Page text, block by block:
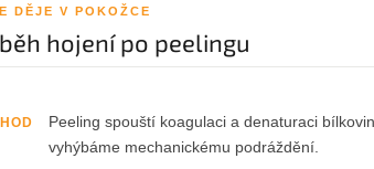
DĚJE V POKOŽCE
hojení po peelingu
Peeling spouští koagulaci a denaturaci
vyhýbáme mechanickému podráždění.